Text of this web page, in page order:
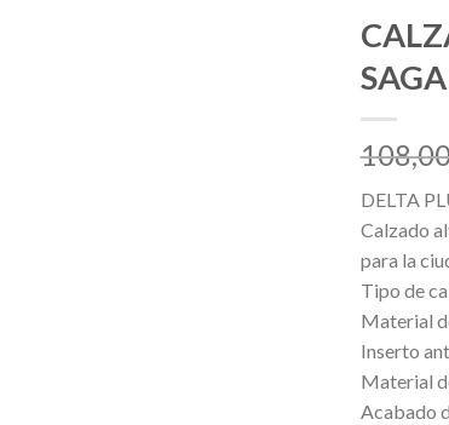
DELTA
Calzado
para la
Tipo de
Material
Inserto
Material
Acabado